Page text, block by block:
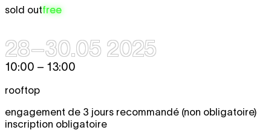
sold outfree
28–30.05 2025
10:00 – 13:00
rooftop
engagement de 3 jours recommandé (non obligatoire)
inscription obligatoire